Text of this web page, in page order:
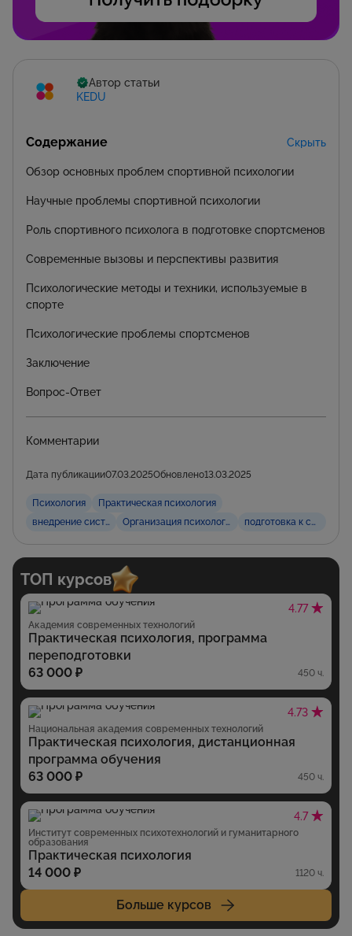
Автор статьи
KEDU
Содержание Скрыть
Обзор основных проблем спортивной психологии
Научные проблемы спортивной психологии
Роль спортивного психолога в подготовке спортсменов
Современные вызовы и перспективы развития
Психологические методы и техники, используемые в
спорте
Психологические проблемы спортсменов
Заключение
Вопрос-Ответ
Комментарии
Дата публикации07.03.2025Обновлено13.03.2025
Психология
Практическая психология
внедрение систем мотивацииОрганизация психологической поддержки
подготовка к
ТОП курсов
4.77
Академия современных технологий
Практическая психология, программа
переподготовки
63 000 ₽
450 ч.
4.73
Национальная академия современных технологий
Практическая психология, дистанционная
программа обучения
63 000 ₽
450 ч.
4.7
Институт современных психотехнологий и гуманитарного
образования
Практическая психология
14 000 ₽
1120 ч.
Больше курсов